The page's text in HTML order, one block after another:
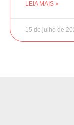
LEIA MAIS »
15 de julho de